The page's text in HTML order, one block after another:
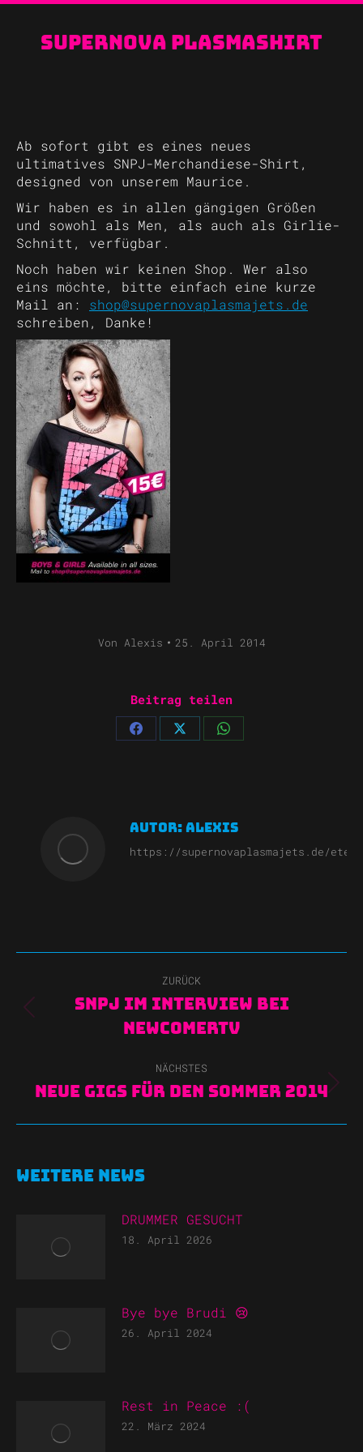
Supernova Plasmashirt
Ab sofort gibt es eines neues
ultimatives SNPJ-Merchandiese-Shirt,
designed von unserem Maurice.
Wir haben es in allen gängigen Größen
und sowohl als Men, als auch als Girlie-
Schnitt, verfügbar.
Noch haben wir keinen Shop. Wer also
eins möchte, bitte einfach eine kurze
Mail an: shop@supernovaplasmajets.de
schreiben, Danke!
Von Alexis 25. April 2014
Beitrag teilen
ShareShareShare
Autor: Alexis
https://supernovaplasmajets.de/
ZURÜCK
Vorheriger
Beitrag:
SNPJ im Interview bei
NewcomerTV
NÄCHSTES
Nächster
Neue Gigs für den Sommer 2014
Weitere News
DRUMMER GESUCHT
18. April 2026
Bye bye Brudi 😢
26. April 2024
Rest in Peace :(
22. März 2024